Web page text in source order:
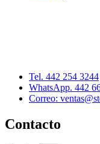
Tel. 442 254 3244
WhatsApp. 442
Correo:
Contacto